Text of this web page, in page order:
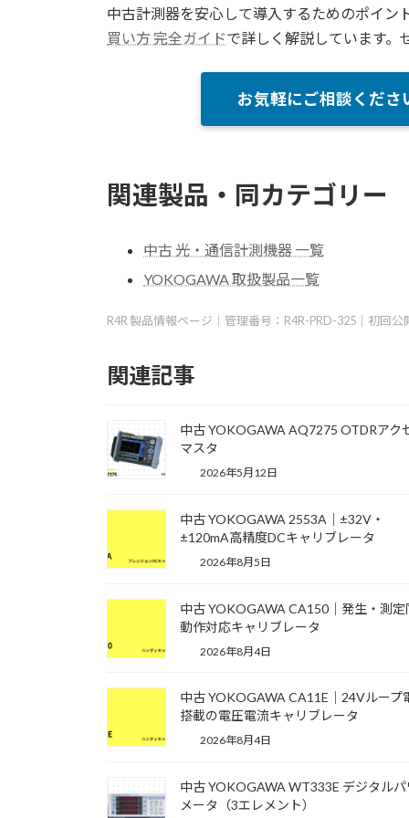
中古計測器を安心して導入するためのポイン
買い方 完全ガイドで詳しく解説しています。
お気軽にご相談くだ
関連製品・同カテゴリー
中古 光・通信計測機器 一覧
YOKOGAWA 取扱製品一覧
R4R 製品情報ページ｜管理番号：R4R-PRD-325｜初回公
関連記事
中古 YOKOGAWA AQ7275 OTDRアク
マスタ
2026年5月12日
中古 YOKOGAWA 2553A｜±32V・
±120mA高精度DCキャリブレータ
2026年8月5日
中古 YOKOGAWA CA150｜発生・測定
動作対応キャリブレータ
2026年8月4日
中古 YOKOGAWA CA11E｜24Vループ
搭載の電圧電流キャリブレータ
2026年8月4日
中古 YOKOGAWA WT333E デジタル
メータ（3エレメント）